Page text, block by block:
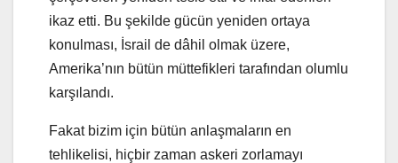
ikaz etti. Bu şekilde gücün yeniden ortaya
konulması, İsrail de dâhil olmak üzere,
Amerika’nın bütün müttefikleri tarafından olumlu
karşılandı.
Fakat bizim için bütün anlaşmaların en
tehlikelisi, hiçbir zaman askeri zorlamayı